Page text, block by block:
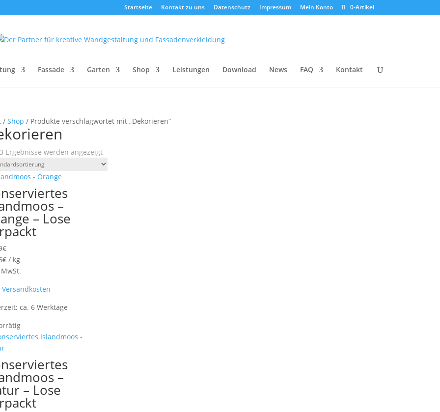
Startseite Kontakt zu uns Datenschutz Impressum Mein Konto 0-Artikel
Fassade Garten Shop Leistungen Download News FAQ Kontakt
/ Shop / Produkte verschlagwortet mit „Dekorieren“
Ergebnisse werden angezeigt
–
– Lose
€
€/ kg
Versandkosten
ca. 6 Werktage
–
– Lose